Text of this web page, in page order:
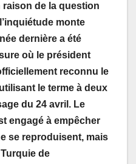
raison de la question
monte
dernière a été
où le président
reconnu le
le terme à deux
du 24 avril. Le
engagé à empêcher
se reproduisent, mais
de